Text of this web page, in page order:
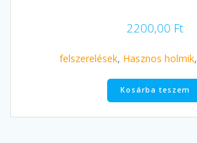
2200,00 Ft
felszerelések, Hasznos holmik,
Kosárba teszem